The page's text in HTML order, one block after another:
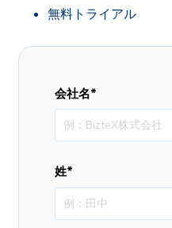
無料トライアル
会社名*
姓*